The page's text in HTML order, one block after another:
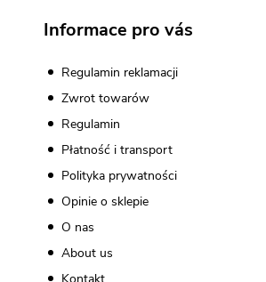
Informace pro vás
Regulamin reklamacji
Zwrot towarów
Regulamin
Płatność i transport
Polityka prywatności
Opinie o sklepie
O nas
About us
Kontakt